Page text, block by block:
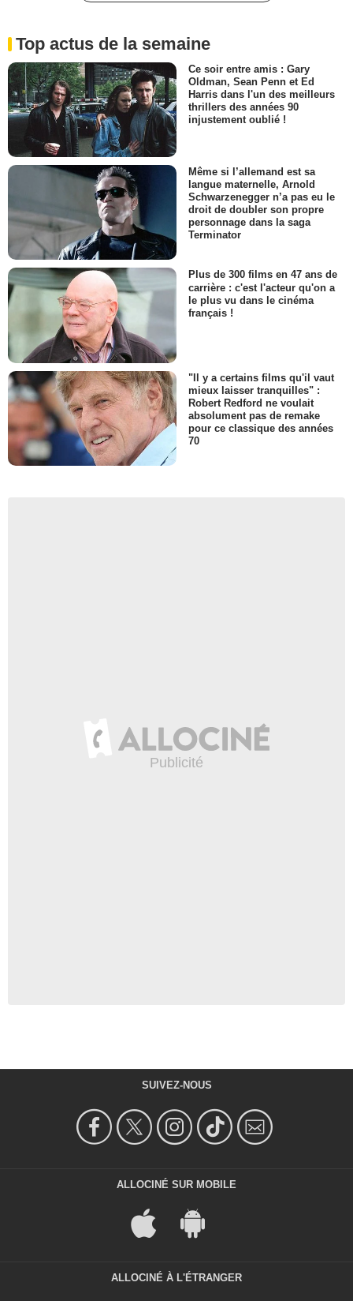
Top actus de la semaine
Ce soir entre amis : Gary
Oldman, Sean Penn et Ed
Harris dans l'un des meilleurs
thrillers des années 90
injustement oublié !
Même si l’allemand est sa
langue maternelle, Arnold
Schwarzenegger n’a pas eu le
droit de doubler son propre
personnage dans la saga
Terminator
Plus de 300 films en 47 ans de
carrière : c'est l'acteur qu'on a
le plus vu dans le cinéma
français !
"Il y a certains films qu'il vaut
mieux laisser tranquilles" :
Robert Redford ne voulait
absolument pas de remake
pour ce classique des années
70
SUIVEZ-NOUS
ALLOCINÉ SUR MOBILE
ALLOCINÉ À L'ÉTRANGER